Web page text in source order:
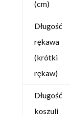
(cm)
Długość
rękawa
(krótki
rękaw)
Długość
koszuli